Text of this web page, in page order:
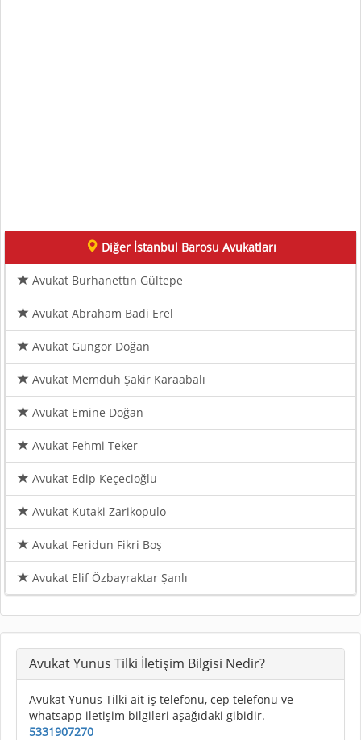
Diğer İstanbul Barosu Avukatları
Avukat Burhanettın Gültepe
Avukat Abraham Badi Erel
Avukat Güngör Doğan
Avukat Memduh Şakir Karaabalı
Avukat Emine Doğan
Avukat Fehmi Teker
Avukat Edip Keçecioğlu
Avukat Kutaki Zarikopulo
Avukat Feridun Fikri Boş
Avukat Elif Özbayraktar Şanlı
Avukat Yunus Tilki İletişim Bilgisi Nedir?
Avukat Yunus Tilki ait iş telefonu, cep telefonu ve
whatsapp iletişim bilgileri aşağıdaki gibidir.
5331907270